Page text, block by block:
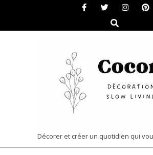
content
Search
COCON
Décorer et créer un quotidien qui